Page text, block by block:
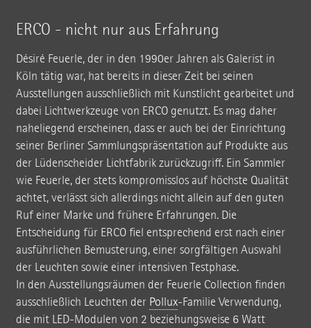
ERCO - nicht nur aus Erfahrung
Désiré Feuerle, der in den 1990er Jahren als Galerist in
Köln tätig war, hat bereits in dieser Zeit bei seinen
Ausstellungen ausschließlich mit Kunstlicht gearbeitet und
dabei Lichtwerkzeuge von ERCO genutzt. Es mag daher
naheliegend erscheinen, dass er auch bei der Einrichtung
seiner Berliner Sammlungspräsentation auf Produkte aus
der Lüdenscheider Lichtfabrik zurückzugriff. Ein Sammler
wie Feuerle, der stets kompromisslos auf höchste Qualität
achtet, verlässt sich allerdings nicht allein auf den guten
Ruf einer Marke und frühere Erfahrungen. Die
Entscheidung für ERCO fiel entsprechend erst nach einer
ausführlichen Bemusterung, einer sorgfältigen Auswahl
der Leuchten sowie einer intensiven Testphase.
In den Ausstellungsräumen der Feuerle Collection finden
ausschließlich Leuchten der Pollux-Familie Verwendung,
die mit LED-Modulen von 2 beziehungsweise 6 Watt